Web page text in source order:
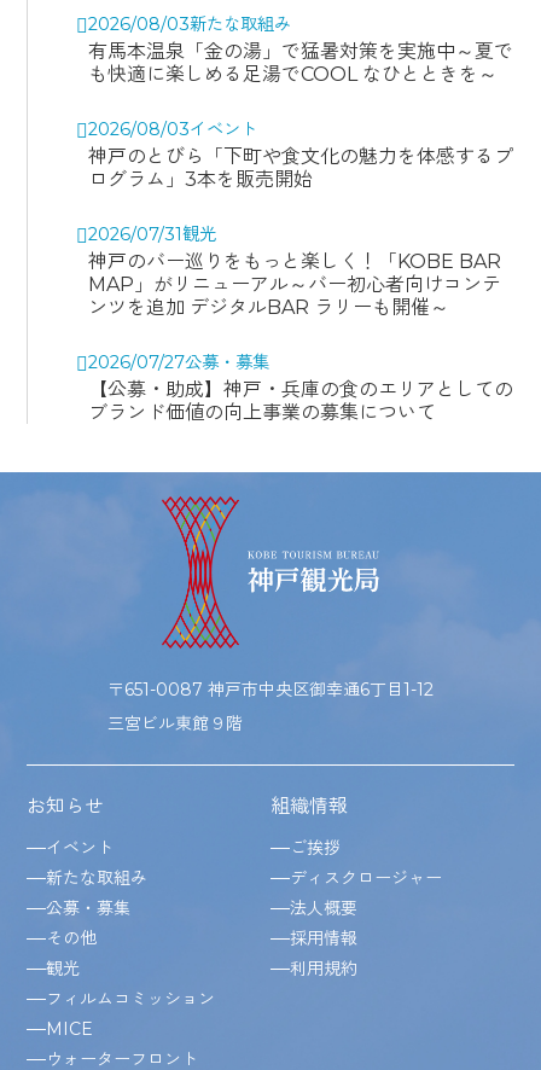
2026/08/03新たな取組み
有馬本温泉「金の湯」で猛暑対策を実施中～夏で
も快適に楽しめる足湯でCOOL なひとときを～
2026/08/03イベント
神戸のとびら「下町や食文化の魅力を体感するプ
ログラム」3本を販売開始
2026/07/31観光
神戸のバー巡りをもっと楽しく！「KOBE BAR
MAP」がリニューアル～バー初心者向けコンテ
ンツを追加 デジタルBAR ラリーも開催～
2026/07/27公募・募集
【公募・助成】神戸・兵庫の食のエリアとしての
ブランド価値の向上事業の募集について
〒651-0087 神戸市中央区御幸通6丁目1-12
三宮ビル東館９階
お知らせ
イベント
新たな取組み
公募・募集
その他
観光
フィルムコミッション
MICE
ウォーターフロント
組織情報
ご挨拶
ディスクロージャー
法人概要
採用情報
利用規約